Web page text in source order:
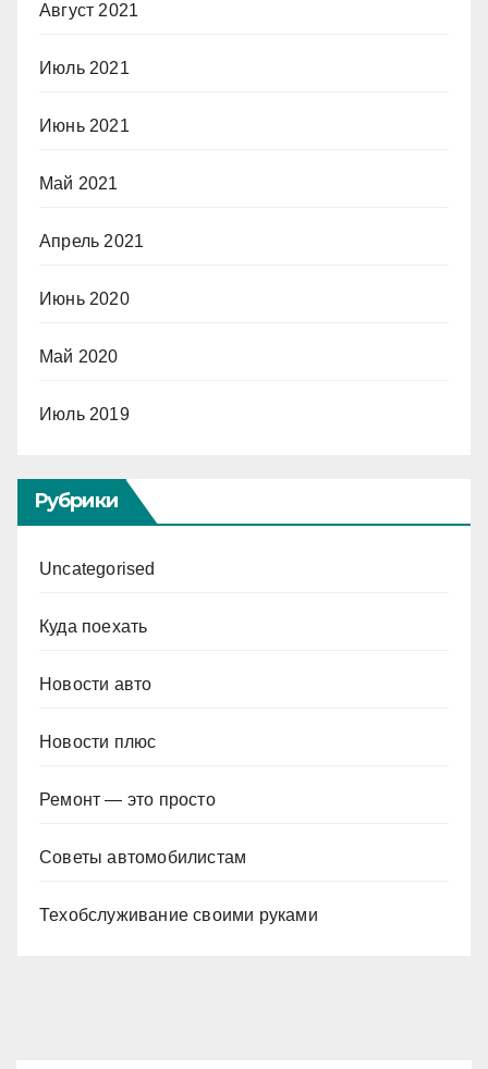
Август 2021
Июль 2021
Июнь 2021
Май 2021
Апрель 2021
Июнь 2020
Май 2020
Июль 2019
Рубрики
Uncategorised
Куда поехать
Новости авто
Новости плюс
Ремонт — это просто
Советы автомобилистам
Техобслуживание своими руками